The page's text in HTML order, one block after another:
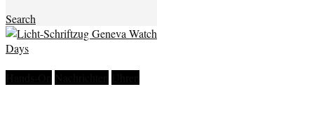
Search